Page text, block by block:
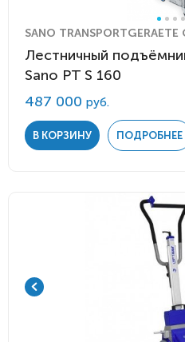
SANO TRANSPORTGERAETE
Лестничный
Sano PT S 160
487 000 руб.
В КОРЗИНУ ПОДРОБНЕЕ